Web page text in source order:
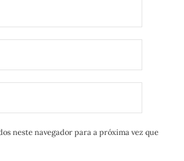
neste navegador para a próxima vez que